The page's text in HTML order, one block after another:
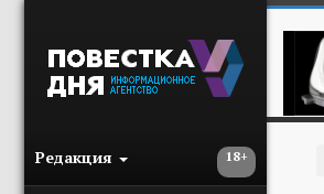
18+
Редакция